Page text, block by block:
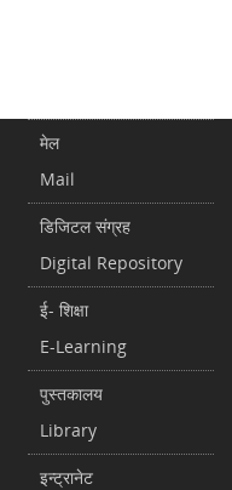
मेल
Mail
डिजिटल संग्रह
Digital Repository
ई- शिक्षा
E-Learning
पुस्तकालय
Library
इन्ट्रानेट